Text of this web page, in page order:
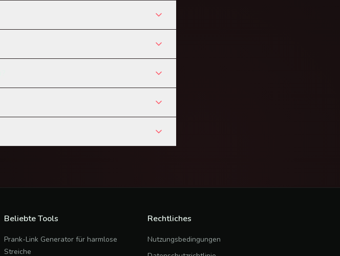
Beliebte Tools
Prank-Link Generator für harmlose
Streiche
Rechtliches
Nutzungsbedingungen